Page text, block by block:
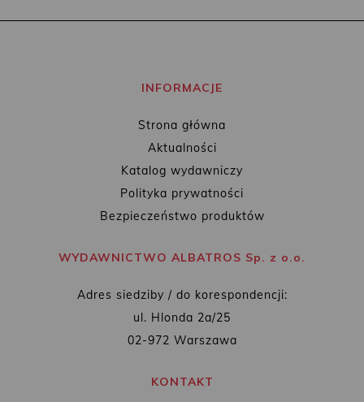
INFORMACJE
Strona główna
Aktualności
Katalog wydawniczy
Polityka prywatności
Bezpieczeństwo produktów
WYDAWNICTWO ALBATROS Sp. z o.o.
Adres siedziby / do korespondencji:
ul. Hlonda 2a/25
02-972 Warszawa
KONTAKT